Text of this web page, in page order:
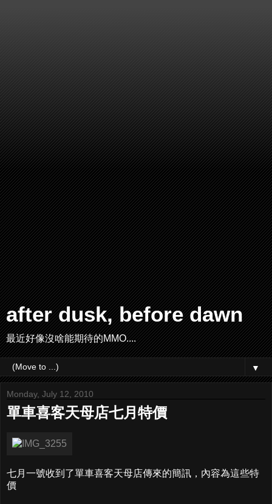
after dusk, before dawn
最近好像沒啥能期待的MMO....
▼
Monday, July 12, 2010
單車喜客天母店七月特價
七月一號收到了單車喜客天母店傳來的簡訊，內容為這些特
價